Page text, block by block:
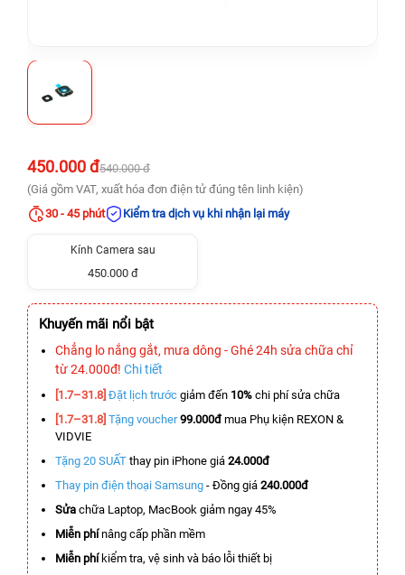
450.000 đ540.000 đ
(Giá gồm VAT, xuất hóa đơn điện tử đúng tên linh kiện)
30 - 45 phút
Kiểm tra dịch vụ khi nhận lại máy
Kính Camera sau
450.000 đ
Khuyến mãi nổi bật
Chẳng lo nắng gắt, mưa dông - Ghé 24h sửa chữa chỉ
từ 24.000đ! Chi tiết
[1.7–31.8] Đặt lịch trước giảm đến 10% chi phí sửa chữa
[1.7–31.8] Tặng voucher 99.000đmua Phụ kiện REXON &
VIDVIE
Tặng 20 SUẤT thay pin iPhone giá 24.000đ
Thay pin điện thoại Samsung - Đồng giá 240.000đ
Sửa chữa Laptop, MacBook giảm ngay 45%
Miễn phínâng cấp phần mềm
Miễn phíkiểm tra, vệ sinh và báo lỗi thiết bị